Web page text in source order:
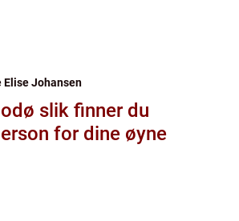
Elise Johansen
du
for dine øyne